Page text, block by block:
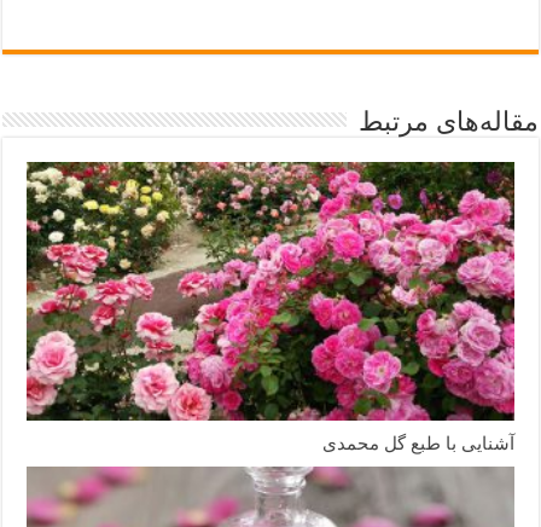
مقاله‌های مرتبط
آشنایی با طبع گل محمدی